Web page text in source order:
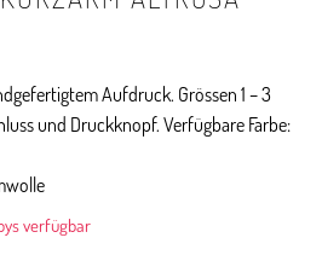
Aufdruck. Grössen 1 – 3
und Druckknopf. Verfügbare Farbe:
verfügbar